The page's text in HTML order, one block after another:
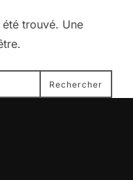
été trouvé. Une
Rechercher